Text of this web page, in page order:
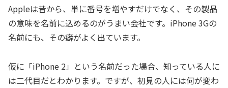
Appleは昔から、単に番号を増やすだけでなく、その製品
の意味を名前に込めるのがうまい会社です。iPhone 3Gの
名前にも、その癖がよく出ています。
仮に「iPhone 2」という名前だった場合、知っている人に
は二代目だとわかります。ですが、初見の人には何が変わ